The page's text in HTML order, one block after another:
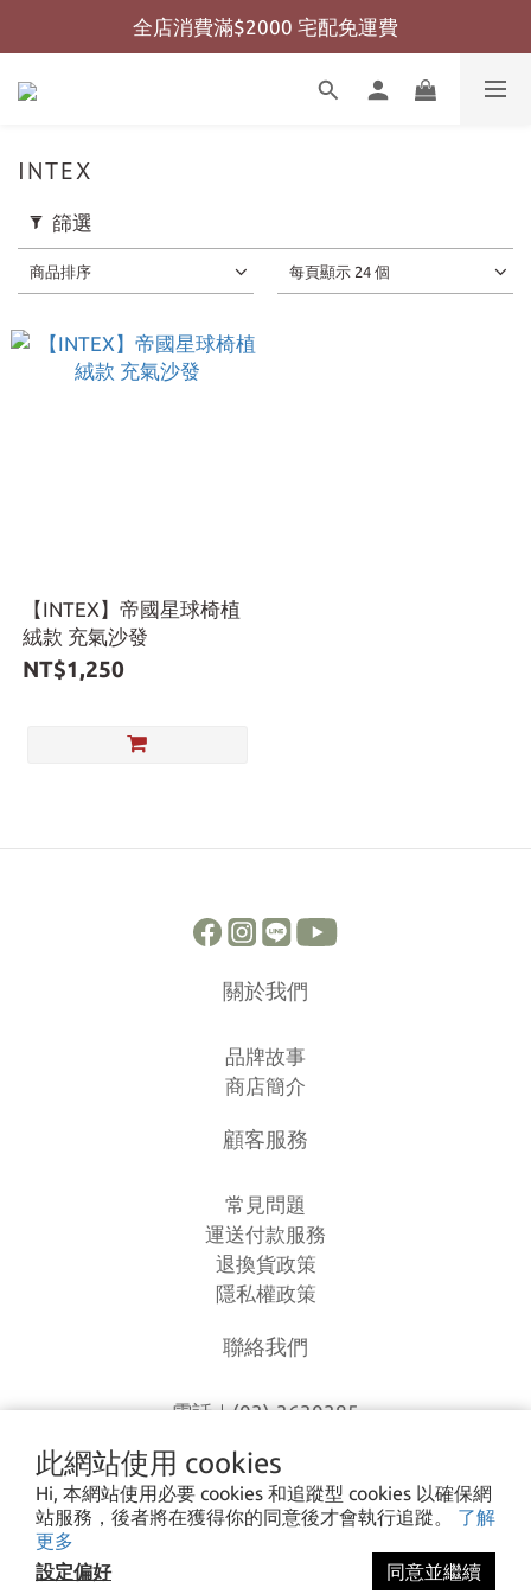
此網站使用 cookies
Hi, 本網站使用必要 cookies 和追蹤型 cookies 以確保網
站服務，後者將在獲得你的同意後才會執行追蹤。 了解
更多
設定偏好
同意並繼續
全店消費滿$999 超商免運費
全店消費滿$2000 宅配免運費
全店消費滿$999 超商免運費
INTEX
篩選
商品排序 每頁顯示 24 個
【INTEX】帝國星球椅植
絨款 充氣沙發
NT$1,250
關於我們
品牌故事
商店簡介
顧客服務
常見問題
運送付款服務
退換貨政策
隱私權政策
聯絡我們
電話｜(03)-3630385
信箱｜loverlien@gmail.com
地址｜桃園市八德區和平路1168巷7號
I CA PING ©2023 愛露愛玩 All rights reserved.